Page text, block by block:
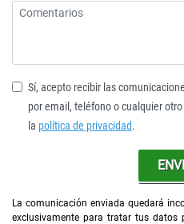
Sí, acepto recibir las
por email, teléfono o cualquier
la política de privacidad.
La comunicación enviada quedará
exclusivamente para tratar tus datos